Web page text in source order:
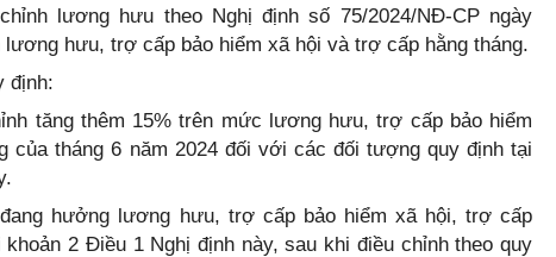
lương hưu theo Nghị định số 75/2024/NĐ-CP ngày
hưu, trợ cấp bảo hiểm xã hội và trợ cấp hằng tháng.
định:
tăng thêm 15% trên mức lương hưu, trợ cấp bảo hiểm
của tháng 6 năm 2024 đối với các đối tượng quy định tại
hưởng lương hưu, trợ cấp bảo hiểm xã hội, trợ cấp
khoản 2 Điều 1 Nghị định này, sau khi điều chỉnh theo quy